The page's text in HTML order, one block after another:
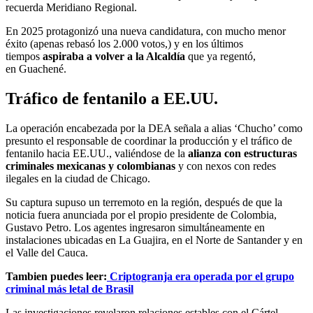
recuerda Meridiano Regional.
En 2025 protagonizó una nueva candidatura, con mucho menor
éxito (apenas rebasó los 2.000 votos,) y en los últimos
tiempos aspiraba a volver a la Alcaldía que ya regentó,
en Guachené.
Tráfico de fentanilo a EE.UU.
La operación encabezada por la DEA señala a alias ‘Chucho’ como
presunto el responsable de coordinar la producción y el tráfico de
fentanilo hacia EE.UU., valiéndose de la alianza con estructuras
criminales mexicanas y colombianas y con nexos con redes
ilegales en la ciudad de Chicago.
Su captura supuso un terremoto en la región, después de que la
noticia fuera anunciada por el propio presidente de Colombia,
Gustavo Petro. Los agentes ingresaron simultáneamente en
instalaciones ubicadas en La Guajira, en el Norte de Santander y en
el Valle del Cauca.
Tambien puedes leer: Criptogranja era operada por el grupo
criminal más letal de Brasil